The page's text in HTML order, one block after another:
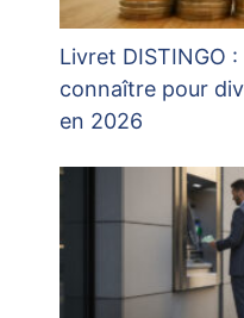
Livret DISTINGO
connaître pour
en 2026